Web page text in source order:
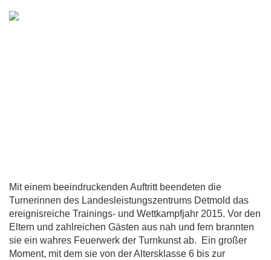
Mit einem beeindruckenden Auftritt beendeten die
Turnerinnen des Landesleistungszentrums Detmold das
ereignisreiche Trainings- und Wettkampfjahr 2015. Vor den
Eltern und zahlreichen Gästen aus nah und fern brannten
sie ein wahres Feuerwerk der Turnkunst ab. Ein großer
Moment, mit dem sie von der Altersklasse 6 bis zur